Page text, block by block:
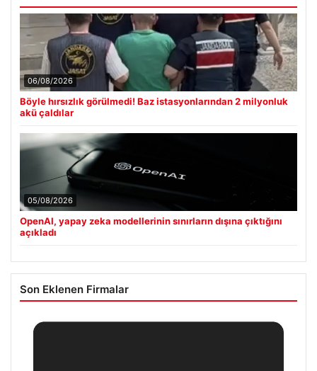
06/08/2026
Böyle hırsızlık görülmedi! Baz istasyonlarından 2 milyonluk
akü çaldılar
05/08/2026
OpenAI, yapay zeka modellerinin sınırların dışına çıktığını
açıkladı
Son Eklenen Firmalar